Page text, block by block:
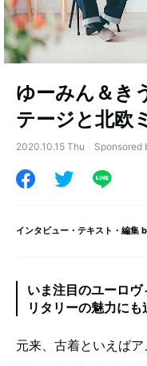
ゆーみん＆き
テージと北欧
2020.10.15 Thu Sponsored
インタビュー・テキスト・編集
いま注目のユーロ
リタリーの魅力にも
元来、古着といえば